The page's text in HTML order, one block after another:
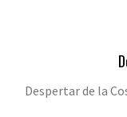
Despertar de la